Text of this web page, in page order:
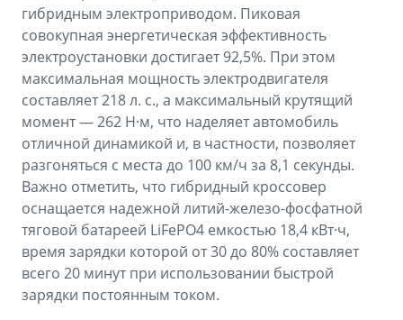
гибридным электроприводом. Пиковая
совокупная энергетическая эффективность
электроустановки достигает 92,5%. При этом
максимальная мощность электродвигателя
составляет 218 л. с., а максимальный крутящий
момент — 262 Н·м, что наделяет автомобиль
отличной динамикой и, в частности, позволяет
разгоняться с места до 100 км/ч за 8,1 секунды.
Важно отметить, что гибридный кроссовер
оснащается надежной литий-железо-фосфатной
тяговой батареей LiFePO4 емкостью 18,4 кВт·ч,
время зарядки которой от 30 до 80% составляет
всего 20 минут при использовании быстрой
зарядки постоянным током.